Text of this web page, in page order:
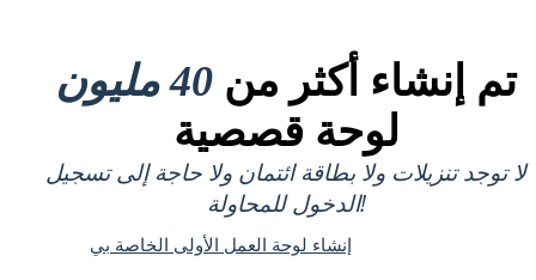
تم إنشاء أكثر من 40 مليون
لوحة قصصية
لا توجد تنزيلات ولا بطاقة ائتمان ولا حاجة إلى تسجيل
الدخول للمحاولة!
إنشاء لوحة العمل الأولى الخاصة بي